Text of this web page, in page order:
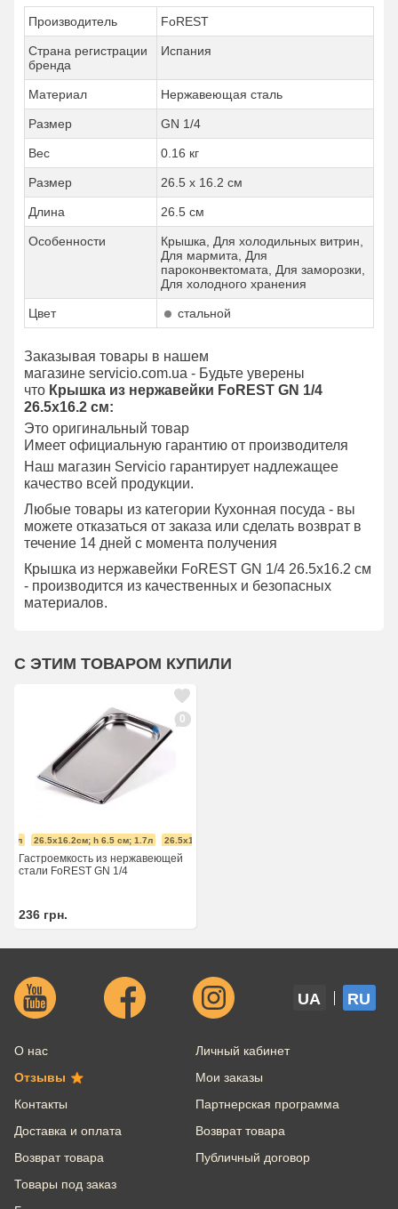
Производитель FoREST
Страна регистрации
бренда
Испания
Материал Нержавеющая сталь
Размер GN 1/4
Вес 0.16 кг
Размер 26.5 x 16.2 см
Длина 26.5 см
Особенности
Крышка, Для холодильных витрин,
Для мармита, Для
пароконвектомата, Для заморозки,
Для холодного хранения
Цвет стальной
Заказывая товары в нашем
магазине servicio.com.ua - Будьте уверены
что Крышка из нержавейки FoREST GN 1/4
26.5х16.2 см:
Это оригинальный товар
Имеет официальную гарантию от производителя
Наш магазин Servicio гарантирует надлежащее
качество всей продукции.
Любые товары из категории Кухонная посуда - вы
можете отказаться от заказа или сделать возврат в
течение 14 дней с момента получения
Крышка из нержавейки FoREST GN 1/4 26.5х16.2 см
- производится из качественных и безопасных
материалов.
С ЭТИМ ТОВАРОМ КУПИЛИ
0
1л 26.5x16.2см; h 6.5 см; 1.7л 26.5x16.2см; h 10 см; 2.6л
Гастроемкость из нержавеющей
стали FoREST GN 1/4
236 грн.
UA RU
О нас
Отзывы
Контакты
Доставка и оплата
Возврат товара
Товары под заказ
Личный кабинет
Мои заказы
Партнерская программа
Возврат товара
Публичный договор